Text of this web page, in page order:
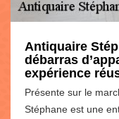
Antiquaire
débarras
expérience
Présente sur le
Stéphane est une